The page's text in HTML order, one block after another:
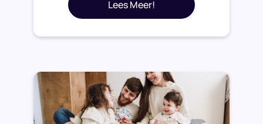
Lees Meer!